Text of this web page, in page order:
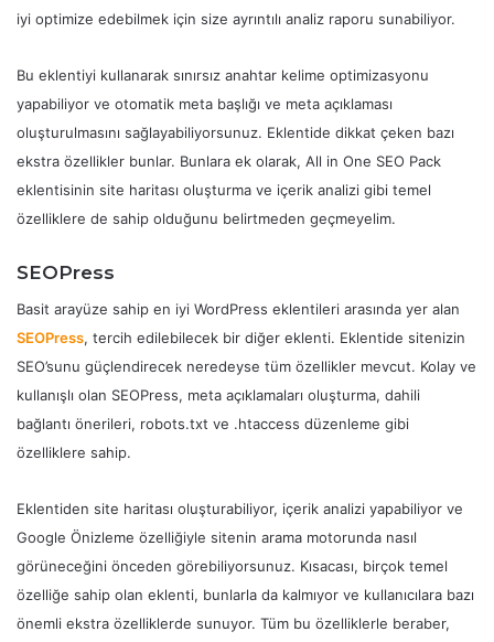
iyi optimize edebilmek için size ayrıntılı analiz raporu sunabiliyor.
Bu eklentiyi kullanarak sınırsız anahtar kelime optimizasyonu
yapabiliyor ve otomatik meta başlığı ve meta açıklaması
oluşturulmasını sağlayabiliyorsunuz. Eklentide dikkat çeken bazı
ekstra özellikler bunlar. Bunlara ek olarak, All in One SEO Pack
eklentisinin site haritası oluşturma ve içerik analizi gibi temel
özelliklere de sahip olduğunu belirtmeden geçmeyelim.
SEOPress
Basit arayüze sahip en iyi WordPress eklentileri arasında yer alan
SEOPress, tercih edilebilecek bir diğer eklenti. Eklentide sitenizin
SEO’sunu güçlendirecek neredeyse tüm özellikler mevcut. Kolay ve
kullanışlı olan SEOPress, meta açıklamaları oluşturma, dahili
bağlantı önerileri, robots.txt ve .htaccess düzenleme gibi
özelliklere sahip.
Eklentiden site haritası oluşturabiliyor, içerik analizi yapabiliyor ve
Google Önizleme özelliğiyle sitenin arama motorunda nasıl
görüneceğini önceden görebiliyorsunuz. Kısacası, birçok temel
özelliğe sahip olan eklenti, bunlarla da kalmıyor ve kullanıcılara bazı
önemli ekstra özelliklerde sunuyor. Tüm bu özelliklerle beraber,